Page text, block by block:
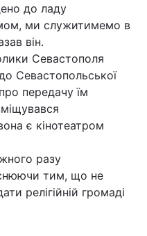
до ладу
ми служитимемо в
він.
Севастополя
Севастопольської
передачу їм
є кінотеатром
разу
тим, що не
релігійній громаді